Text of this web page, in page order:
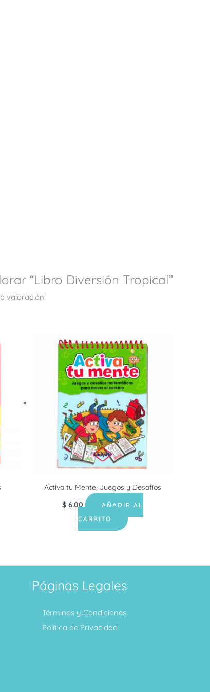
“Libro Diversión Tropical”
valoración.
Activa tu Mente, Juegos y Desafíos
$ 6.00
AÑADIR AL
CARRITO
Páginas Legales
Términos y Condiciones
Política de Privacidad